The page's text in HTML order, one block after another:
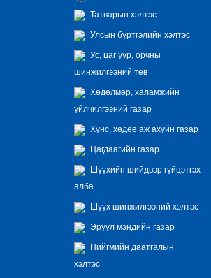
Татварын хэлтэс
Улсын бүртгэлийн хэлтэс
Ус, цаг уур, орчны
шинжилгээний төв
Хөдөлмөр, халамжийн
үйлчилгээний газар
Хүнс, хөдөө аж ахуйн газар
Цагдаагийн газар
Шүүхийн шийдвэр гүйцэтгэх
алба
Шүүх шинжилгээний хэлтэс
Эрүүл мэндийн газар
Нийгмийн даатгалын
хэлтэс